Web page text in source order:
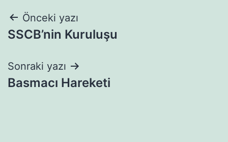
Yazı
gezinmesi
Önceki yazı
SSCB’nin Kuruluşu
Sonraki yazı
Basmacı Hareketi